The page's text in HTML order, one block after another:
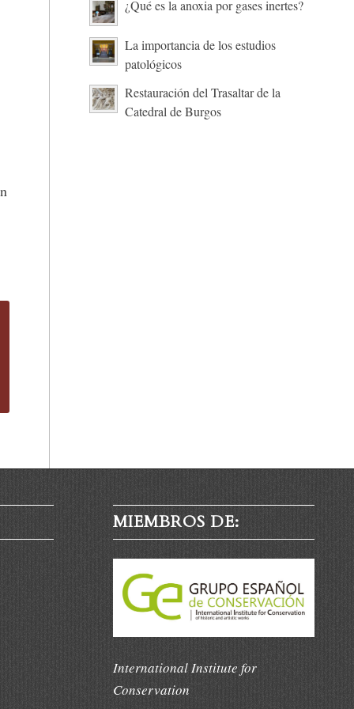
¿Qué es la anoxia por gases inertes?
La importancia de los estudios
patológicos
Restauración del Trasaltar de la
Catedral de Burgos
MIEMBROS DE:
International Institute for
Conservation